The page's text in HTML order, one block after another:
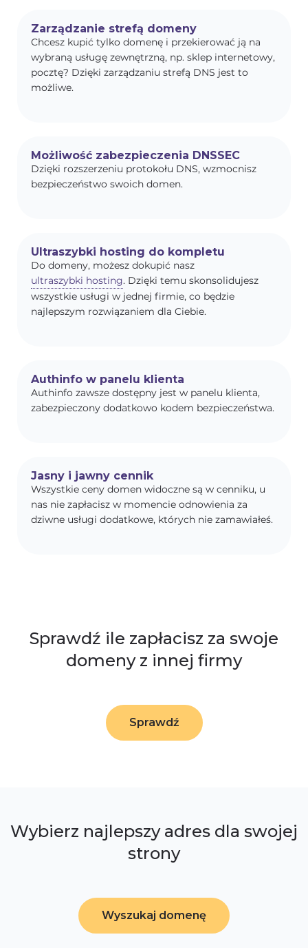
Zarządzanie strefą domeny
Chcesz kupić tylko domenę i przekierować ją na
wybraną usługę zewnętrzną, np. sklep internetowy,
pocztę? Dzięki zarządzaniu strefą DNS jest to
możliwe.
Możliwość zabezpieczenia DNSSEC
Dzięki rozszerzeniu protokołu DNS, wzmocnisz
bezpieczeństwo swoich domen.
Ultraszybki hosting do kompletu
Do domeny, możesz dokupić nasz
ultraszybki hosting. Dzięki temu skonsolidujesz
wszystkie usługi w jednej firmie, co będzie
najlepszym rozwiązaniem dla Ciebie.
Authinfo w panelu klienta
Authinfo zawsze dostępny jest w panelu klienta,
zabezpieczony dodatkowo kodem bezpieczeństwa.
Jasny i jawny cennik
Wszystkie ceny domen widoczne są w cenniku, u
nas nie zapłacisz w momencie odnowienia za
dziwne usługi dodatkowe, których nie zamawiałeś.
Sprawdź ile zapłacisz za swoje
domeny z innej firmy
Sprawdź
Wybierz najlepszy adres dla swojej
strony
Wyszukaj domenę